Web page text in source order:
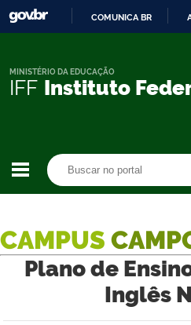
COMUNICA BR
IFF Instituto
MINISTÉRIO DA EDUCAÇÃO
CAMPUS
Plano de
Inglês